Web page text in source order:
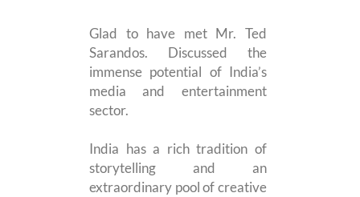
Glad to have met Mr. Ted
Sarandos. Discussed the
immense potential of India’s
media and entertainment
sector.
India has a rich tradition of
storytelling and an
extraordinary pool of creative